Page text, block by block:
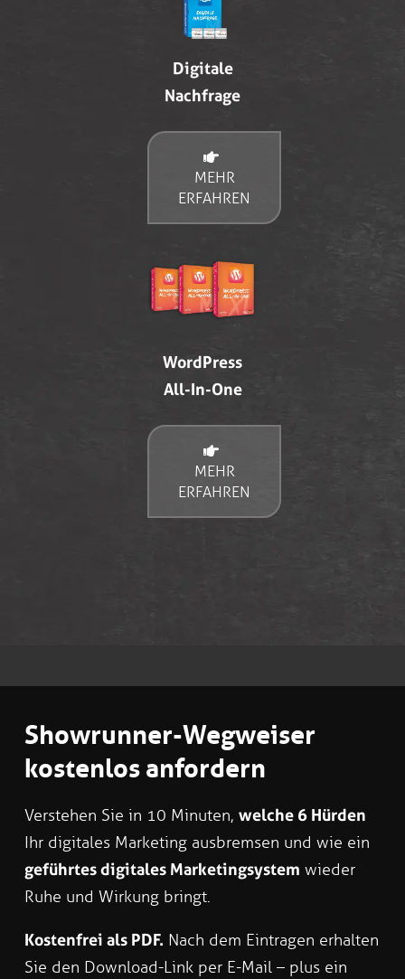
Digitale
Nachfrage
MEHR
ERFAHREN
WordPress
All-In-One
MEHR
ERFAHREN
Showrunner-Wegweiser
kostenlos anfordern
Verstehen Sie in 10 Minuten, welche 6 Hürden
Ihr digitales Marketing ausbremsen und wie ein
geführtes digitales Marketingsystem wieder
Ruhe und Wirkung bringt.
Kostenfrei als PDF. Nach dem Eintragen erhalten
Sie den Download-Link per E-Mail – plus ein